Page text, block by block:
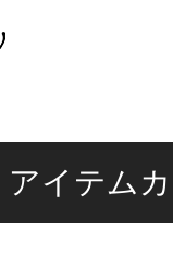
アイテム